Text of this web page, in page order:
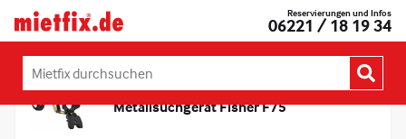
Inhalt
Mietfix®
Geräte
Maschinen
mieten
in
Heidelberg
Reservierungen und Infos
06221 / 18 19 34
durchsuchen:
Kategorie:Messgeräte
Metallsuchgerät Fisher F75